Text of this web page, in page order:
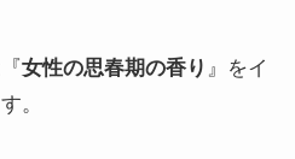
女性の思春期の香り 』をイ
。